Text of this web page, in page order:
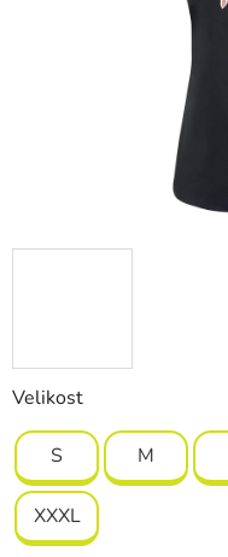
Velikost
S M
XXXL